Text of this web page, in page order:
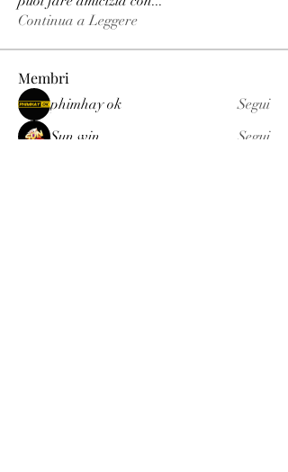
Continua a Leggere
Membri
phimhay ok
Segui
Sun win
Segui